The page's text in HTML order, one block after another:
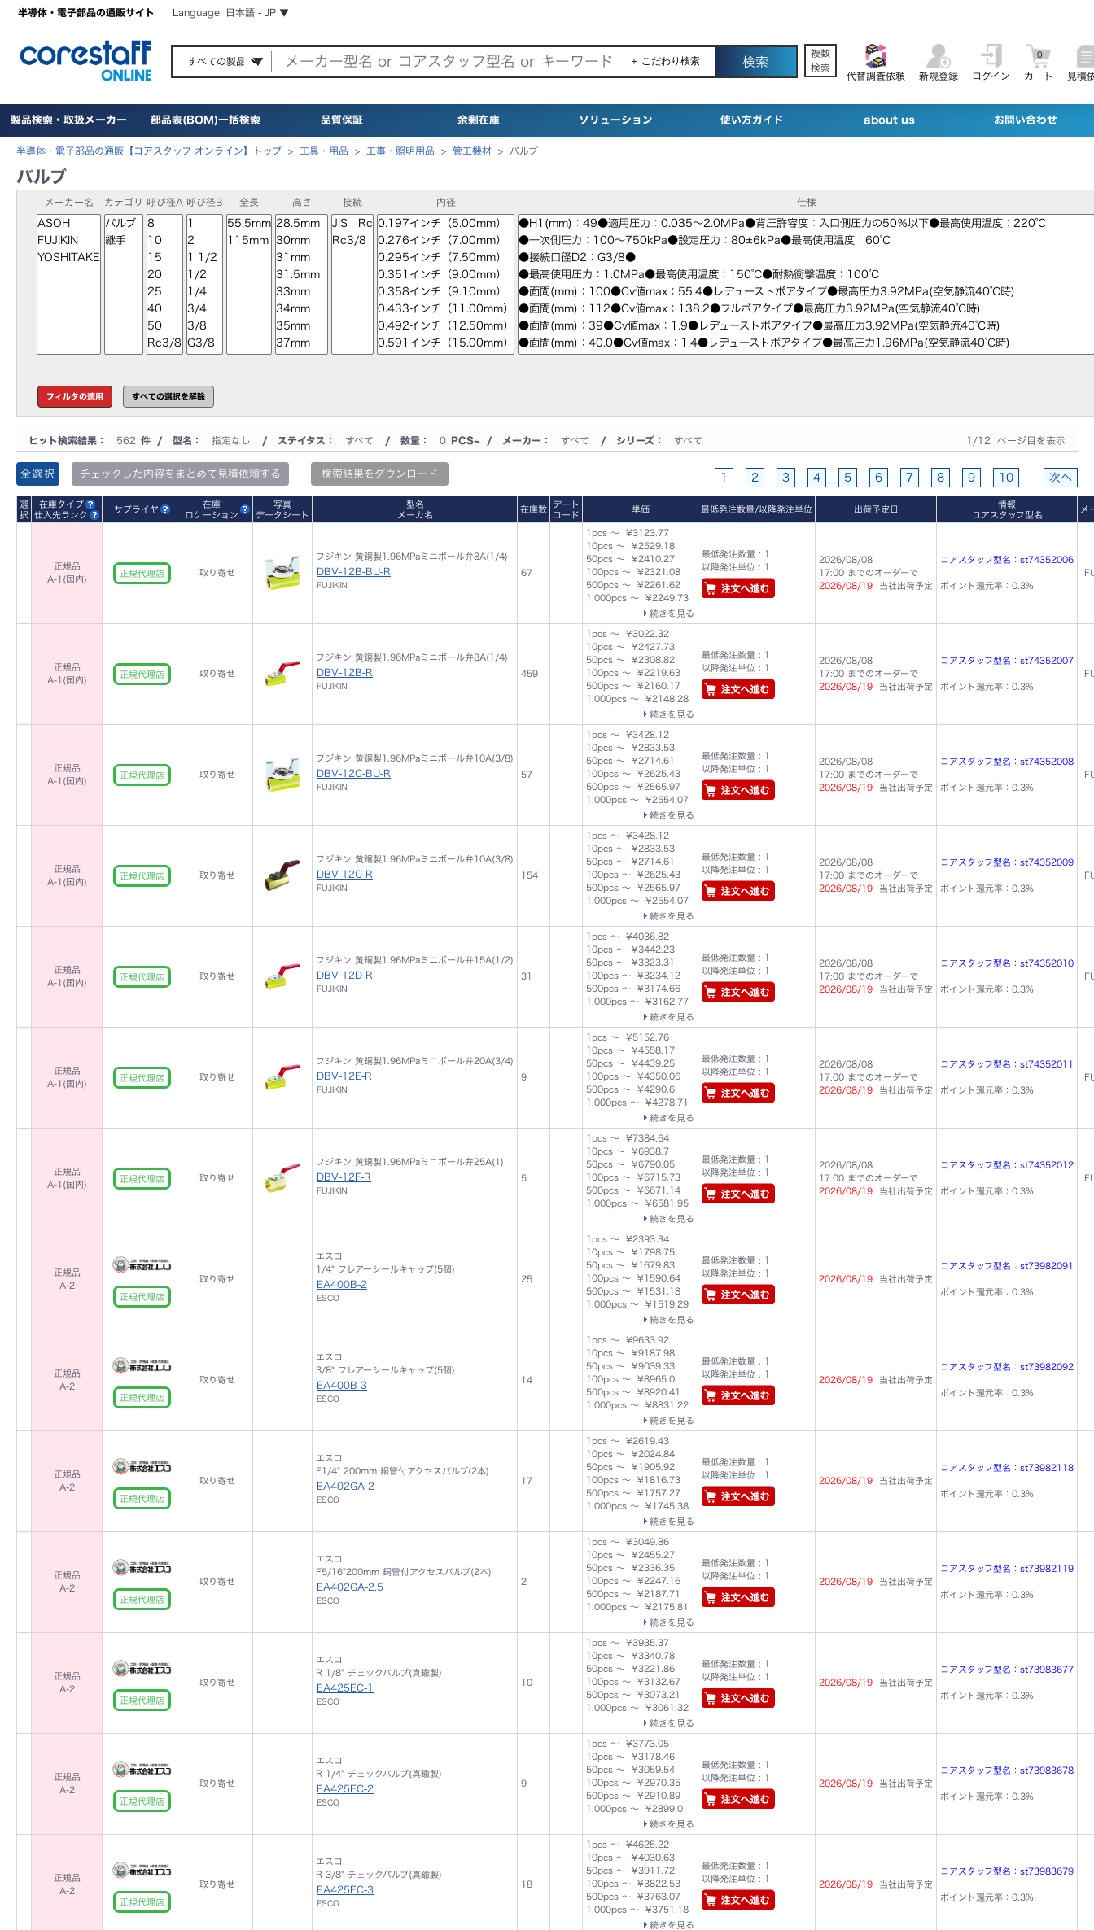
半導体・電子部品の通販サイト Language: 日本語 - JP ▼
＋ こだわり検索
複数
検索
代替調査依頼
新規登録 ログイン カート
0
見積
製品検索・取扱メーカー 部品表(BOM)一括検索 品質保証 余剰在庫 ソリューション 使い方ガイド about us お問い合わせ
半導体・電子部品の通販【コアスタッフ オンライン】トップ > 工具・用品 > 工事・照明用品 > 管工機材 > バルブ
バルブ
メーカー名 カテゴリ 呼び径A 呼び径B 全長 高さ 接続 内径 仕様
ヒット検索結果： 562 件 / 型名： 指定なし / ステイタス： すべて / 数量： 0 PCS~ / メーカー： すべて / シリーズ： すべて 1/12 ページ目を表示
全選択 チェックした内容をまとめて見積依頼する 検索結果をダウンロード 1 2 3 4 5 6 7 8 9 10 次へ
選
択
在庫タイプ
仕入先ランク
サプライヤ
在庫
ロケーション
写真
データシート
型名
メーカ名
在庫数
デート
コード
単価 最低発注数量/以降発注単位 出荷予定日
情報
コアスタッフ型名
メ
正規品
A-1(国内)
正規代理店 取り寄せ
フジキン 黄銅製1.96MPaミニボール弁8A(1/4)
DBV-12B-BU-R
FUJIKIN
67
1pcs ～ ¥3123.77
10pcs ～ ¥2529.18
50pcs ～ ¥2410.27
100pcs ～ ¥2321.08
500pcs ～ ¥2261.62
1,000pcs ～ ¥2249.73
続きを見る
最低発注数量 : 1
以降発注単位 : 1
2026/08/08
17:00 までのオーダーで
2026/08/19
当社出荷予定
コアスタッフ型名：st74352006
ポイント還元率：0.3%
正規品
A-1(国内)
正規代理店 取り寄せ
フジキン 黄銅製1.96MPaミニボール弁8A(1/4)
DBV-12B-R
FUJIKIN
459
1pcs ～ ¥3022.32
10pcs ～ ¥2427.73
50pcs ～ ¥2308.82
100pcs ～ ¥2219.63
500pcs ～ ¥2160.17
1,000pcs ～ ¥2148.28
続きを見る
最低発注数量 : 1
以降発注単位 : 1
2026/08/08
17:00 までのオーダーで
2026/08/19
当社出荷予定
コアスタッフ型名：st74352007
ポイント還元率：0.3%
正規品
A-1(国内)
正規代理店 取り寄せ
フジキン 黄銅製1.96MPaミニボール弁10A(3/8)
DBV-12C-BU-R
FUJIKIN
57
1pcs ～ ¥3428.12
10pcs ～ ¥2833.53
50pcs ～ ¥2714.61
100pcs ～ ¥2625.43
500pcs ～ ¥2565.97
1,000pcs ～ ¥2554.07
続きを見る
最低発注数量 : 1
以降発注単位 : 1
2026/08/08
17:00 までのオーダーで
2026/08/19
当社出荷予定
コアスタッフ型名：st74352008
ポイント還元率：0.3%
正規品
A-1(国内)
正規代理店 取り寄せ
フジキン 黄銅製1.96MPaミニボール弁10A(3/8)
DBV-12C-R
FUJIKIN
154
1pcs ～ ¥3428.12
10pcs ～ ¥2833.53
50pcs ～ ¥2714.61
100pcs ～ ¥2625.43
500pcs ～ ¥2565.97
1,000pcs ～ ¥2554.07
続きを見る
最低発注数量 : 1
以降発注単位 : 1
2026/08/08
17:00 までのオーダーで
2026/08/19
当社出荷予定
コアスタッフ型名：st74352009
ポイント還元率：0.3%
正規品
A-1(国内)
正規代理店 取り寄せ
フジキン 黄銅製1.96MPaミニボール弁15A(1/2)
DBV-12D-R
FUJIKIN
31
1pcs ～ ¥4036.82
10pcs ～ ¥3442.23
50pcs ～ ¥3323.31
100pcs ～ ¥3234.12
500pcs ～ ¥3174.66
1,000pcs ～ ¥3162.77
続きを見る
最低発注数量 : 1
以降発注単位 : 1
2026/08/08
17:00 までのオーダーで
2026/08/19
当社出荷予定
コアスタッフ型名：st74352010
ポイント還元率：0.3%
正規品
A-1(国内)
正規代理店 取り寄せ
フジキン 黄銅製1.96MPaミニボール弁20A(3/4)
DBV-12E-R
FUJIKIN
9
1pcs ～ ¥5152.76
10pcs ～ ¥4558.17
50pcs ～ ¥4439.25
100pcs ～ ¥4350.06
500pcs ～ ¥4290.6
1,000pcs ～ ¥4278.71
続きを見る
最低発注数量 : 1
以降発注単位 : 1
2026/08/08
17:00 までのオーダーで
2026/08/19
当社出荷予定
コアスタッフ型名：st74352011
ポイント還元率：0.3%
正規品
A-1(国内)
正規代理店 取り寄せ
フジキン 黄銅製1.96MPaミニボール弁25A(1)
DBV-12F-R
FUJIKIN
5
1pcs ～ ¥7384.64
10pcs ～ ¥6938.7
50pcs ～ ¥6790.05
100pcs ～ ¥6715.73
500pcs ～ ¥6671.14
1,000pcs ～ ¥6581.95
続きを見る
最低発注数量 : 1
以降発注単位 : 1
2026/08/08
17:00 までのオーダーで
2026/08/19
当社出荷予定
コアスタッフ型名：st74352012
ポイント還元率：0.3%
正規品
A-2
正規代理店
取り寄せ
エスコ
1/4" フレアーシールキャップ(5個)
EA400B-2
ESCO
25
1pcs ～ ¥2393.34
10pcs ～ ¥1798.75
50pcs ～ ¥1679.83
100pcs ～ ¥1590.64
500pcs ～ ¥1531.18
1,000pcs ～ ¥1519.29
続きを見る
最低発注数量 : 1
以降発注単位 : 1
2026/08/19 当社出荷予定
コアスタッフ型名：st73982091
ポイント還元率：0.3%
正規品
A-2
正規代理店
取り寄せ
エスコ
3/8" フレアーシールキャップ(5個)
EA400B-3
ESCO
14
1pcs ～ ¥9633.92
10pcs ～ ¥9187.98
50pcs ～ ¥9039.33
100pcs ～ ¥8965.0
500pcs ～ ¥8920.41
1,000pcs ～ ¥8831.22
続きを見る
最低発注数量 : 1
以降発注単位 : 1
2026/08/19 当社出荷予定
コアスタッフ型名：st73982092
ポイント還元率：0.3%
正規品
A-2
正規代理店
取り寄せ
エスコ
F1/4" 200mm 銅管付アクセスバルブ(2本)
EA402GA-2
ESCO
17
1pcs ～ ¥2619.43
10pcs ～ ¥2024.84
50pcs ～ ¥1905.92
100pcs ～ ¥1816.73
500pcs ～ ¥1757.27
1,000pcs ～ ¥1745.38
続きを見る
最低発注数量 : 1
以降発注単位 : 1
2026/08/19 当社出荷予定
コアスタッフ型名：st73982118
ポイント還元率：0.3%
正規品
A-2
正規代理店
取り寄せ
エスコ
F5/16"200mm 銅管付アクセスバルブ(2本)
EA402GA-2.5
ESCO
2
1pcs ～ ¥3049.86
10pcs ～ ¥2455.27
50pcs ～ ¥2336.35
100pcs ～ ¥2247.16
500pcs ～ ¥2187.71
1,000pcs ～ ¥2175.81
続きを見る
最低発注数量 : 1
以降発注単位 : 1
2026/08/19 当社出荷予定
コアスタッフ型名：st73982119
ポイント還元率：0.3%
正規品
A-2
正規代理店
取り寄せ
エスコ
R 1/8" チェックバルブ(真鍮製)
EA425EC-1
ESCO
10
1pcs ～ ¥3935.37
10pcs ～ ¥3340.78
50pcs ～ ¥3221.86
100pcs ～ ¥3132.67
500pcs ～ ¥3073.21
1,000pcs ～ ¥3061.32
続きを見る
最低発注数量 : 1
以降発注単位 : 1
2026/08/19 当社出荷予定
コアスタッフ型名：st73983677
ポイント還元率：0.3%
正規品
A-2
正規代理店
取り寄せ
エスコ
R 1/4" チェックバルブ(真鍮製)
EA425EC-2
ESCO
9
1pcs ～ ¥3773.05
10pcs ～ ¥3178.46
50pcs ～ ¥3059.54
100pcs ～ ¥2970.35
500pcs ～ ¥2910.89
1,000pcs ～ ¥2899.0
続きを見る
最低発注数量 : 1
以降発注単位 : 1
2026/08/19 当社出荷予定
コアスタッフ型名：st73983678
ポイント還元率：0.3%
正規品
A-2
正規代理店
取り寄せ
エスコ
R 3/8" チェックバルブ(真鍮製)
EA425EC-3
ESCO
18
1pcs ～ ¥4625.22
10pcs ～ ¥4030.63
50pcs ～ ¥3911.72
100pcs ～ ¥3822.53
500pcs ～ ¥3763.07
1,000pcs ～ ¥3751.18
続きを見る
最低発注数量 : 1
以降発注単位 : 1
2026/08/19 当社出荷予定
コアスタッフ型名：st73983679
ポイント還元率：0.3%